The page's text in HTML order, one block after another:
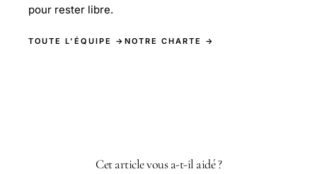
pour rester libre.
TOUTE L'ÉQUIPE → NOTRE CHARTE →
Cet article vous a-t-il aidé ?